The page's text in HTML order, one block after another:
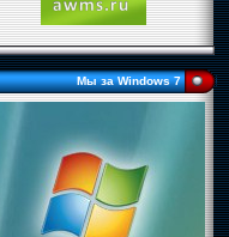
Мы за Windows 7